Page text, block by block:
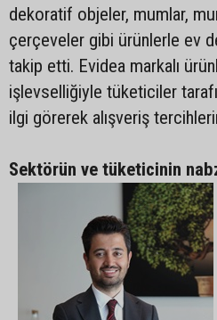
dekoratif objeler, mumlar,
çerçeveler gibi ürünlerle ev
takip etti. Evidea markalı
işlevselliğiyle tüketiciler
ilgi görerek alışveriş
Sektörün ve tüketicinin